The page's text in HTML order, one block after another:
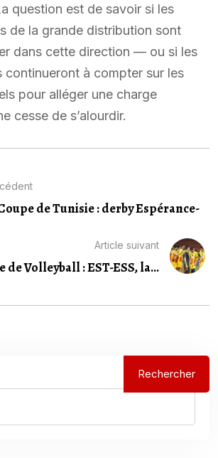
question est de savoir si les
de la grande distribution sont
dans cette direction — ou si les
continueront à compter sur les
pour alléger une charge
cesse de s’alourdir.
de Tunisie : derby Espérance-
Article suivant
de Volleyball : EST-ESS, la...
Rechercher